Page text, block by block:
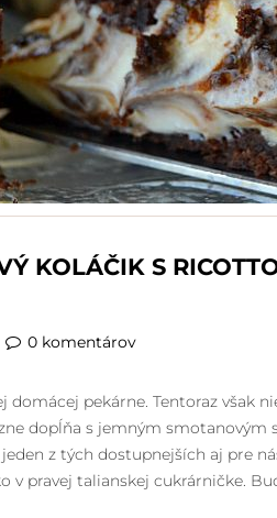
KOLÁČIK S
0 komentárov
pekárne. Tentoraz však
dopĺňa s jemným
z tých dostupnejších aj pre
v pravej talianskej cukrárničke.